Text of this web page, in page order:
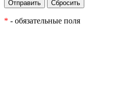
* - обязательные поля